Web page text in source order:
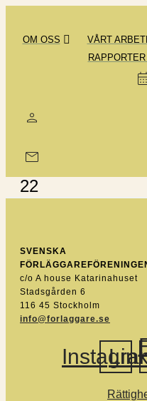
OM OSS VÅRT
22
SVENSKA
c/o A house Katarinahuset
Stadsgården 6
116 45 Stockholm
info@forlaggare.se